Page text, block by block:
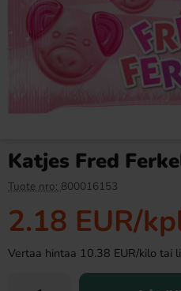
Hell Ice Coffee Cappuccino
Osta
Katjes Fred
Tuote nro: 800016153
2.18 EUR/
Vertaa hintaa 10.38 EUR/kilo tai